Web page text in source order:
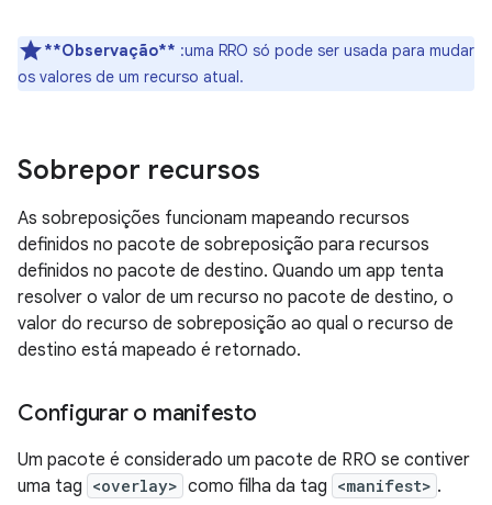
**Observação** :uma RRO só pode ser usada para mudar
os valores de um recurso atual.
Sobrepor recursos
As sobreposições funcionam mapeando recursos
definidos no pacote de sobreposição para recursos
definidos no pacote de destino. Quando um app tenta
resolver o valor de um recurso no pacote de destino, o
valor do recurso de sobreposição ao qual o recurso de
destino está mapeado é retornado.
Configurar o manifesto
Um pacote é considerado um pacote de RRO se contiver
uma tag <overlay> como filha da tag <manifest> .